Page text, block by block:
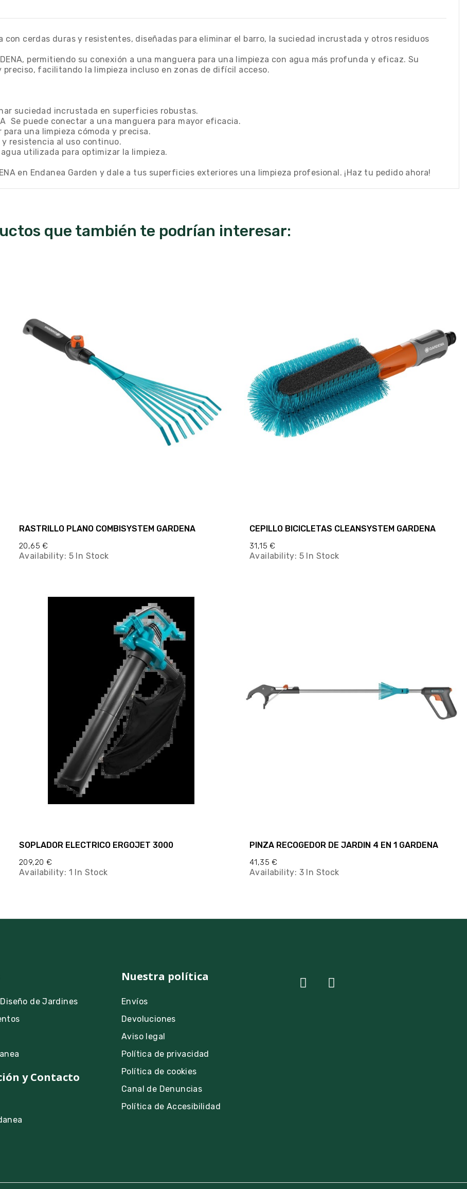
cerdas duras y resistentes, diseñadas para eliminar el barro, la suciedad incrustada y otros residuos
permitiendo su conexión a una manguera para una limpieza con agua más profunda y eficaz. Su
facilitando la limpieza incluso en zonas de difícil acceso.
suciedad incrustada en superficies robustas.
 Se puede conectar a una manguera para mayor eficacia.
para una limpieza cómoda y precisa.
resistencia al uso continuo.
utilizada para optimizar la limpieza.
en Endanea Garden y dale a tus superficies exteriores una limpieza profesional. ¡Haz tu pedido ahora!
que también te podrían interesar:
RASTRILLO PLANO COMBISYSTEM GARDENA
20,65 €
Availability: 5 In Stock
CEPILLO BICICLETAS CLEANSYSTEM GARDENA
31,15 €
Availability: 5 In Stock
SOPLADOR ELECTRICO ERGOJET 3000
209,20 €
Availability: 1 In Stock
PINZA RECOGEDOR DE JARDIN 4 EN 1 GARDENA
41,35 €
Availability: 3 In Stock
de Jardines
y Contacto
Nuestra política
Envíos
Devoluciones
Aviso legal
Política de privacidad
Política de cookies
Canal de Denuncias
Política de Accesibilidad